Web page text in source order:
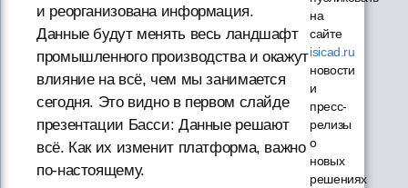
и реорганизована информация.
Данные будут менять весь ландшафт
промышленного производства и окажут
влияние на всё, чем мы занимается
сегодня. Это видно в первом слайде
презентации Басси: Данные решают
всё. Как их изменит платформа, важно
по-настоящему.
на
сайте
isicad.ru
новости
и
пресс-
релизы
о
новых
решениях